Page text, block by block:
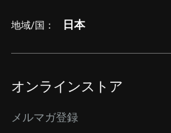
地域/国： 日本
オンラインストア
メルマガ登録